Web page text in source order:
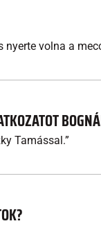
volna a
Tamással.”